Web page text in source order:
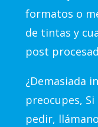
formatos o
de tintas y
post
¿Demasiada
preocupes,
pedir,